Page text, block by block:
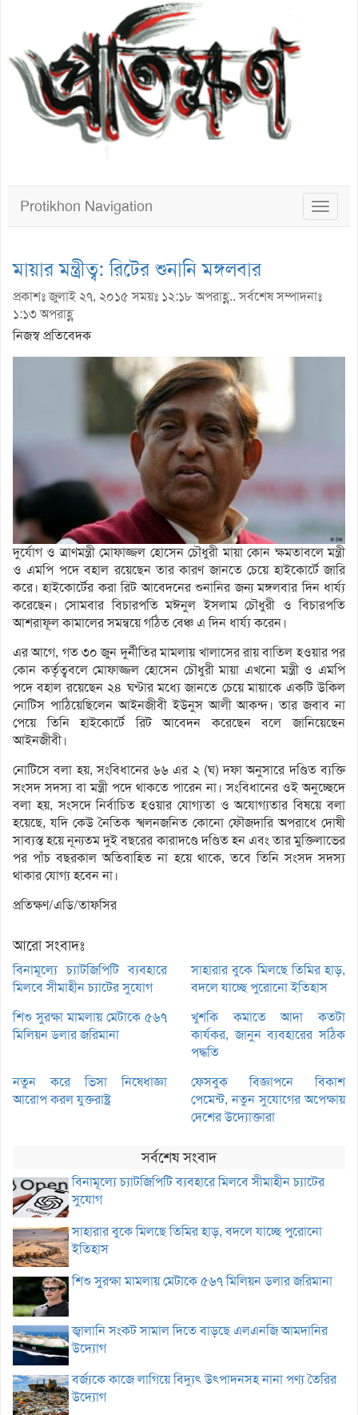
Toggle
Protikhon Navigation
মায়ার মন্ত্রীত্ব: রিটের শুনানি মঙ্গলবার
প্রকাশঃ জুলাই ২৭, ২০১৫ সময়ঃ ১২:১৮ অপরাহ্ণ.. সর্বশেষ সম্পাদনাঃ
১:১৩ অপরাহ্ণ
নিজস্ব প্রতিবেদক
দুর্যোগ ও ত্রাণমন্ত্রী মোফাজ্জল হোসেন চৌধুরী মায়া কোন ক্ষমতাবলে মন্ত্রী
ও এমপি পদে বহাল রয়েছেন তার কারণ জানতে চেয়ে হাইকোর্টে জারি
করে। হাইকোর্টের করা রিট আবেদনের শুনানির জন্য মঙ্গলবার দিন ধার্য্য
করেছেন। সোমবার বিচারপতি মঈনুল ইসলাম চৌধুরী ও বিচারপতি
আশরাফূল কামালের সমন্বয়ে গঠিত বেঞ্চ এ দিন ধার্য্য করেন।
এর আগে, গত ৩০ জুন দুর্নীতির মামলায় খালাসের রায় বাতিল হওয়ার পর
কোন কর্তৃত্ববলে মোফাজ্জল হোসেন চৌধুরী মায়া এখনো মন্ত্রী ও এমপি
পদে বহাল রয়েছেন ২৪ ঘণ্টার মধ্যে জানতে চেয়ে মায়াকে একটি উকিল
নোটিস পাঠিয়েছিলেন আইনজীবী ইউনুস আলী আকন্দ। তার জবাব না
পেয়ে তিনি হাইকোর্টে রিট আবেদন করেছেন বলে জানিয়েছেন
আইনজীবী।
নোটিসে বলা হয়, সংবিধানের ৬৬ এর ২ (ঘ) দফা অনুসারে দণ্ডিত ব্যক্তি
সংসদ সদস্য বা মন্ত্রী পদে থাকতে পারেন না। সংবিধানের ওই অনুচ্ছেদে
বলা হয়, সংসদে নির্বাচিত হওয়ার যোগ্যতা ও অযোগ্যতার বিষয়ে বলা
হয়েছে, যদি কেউ নৈতিক স্খলনজনিত কোনো ফৌজদারি অপরাধে দোষী
সাব্যস্ত হয়ে নূন্যতম দুই বছরের কারাদণ্ডে দণ্ডিত হন এবং তার মুক্তিলাভের
পর পাঁচ বছরকাল অতিবাহিত না হয়ে থাকে, তবে তিনি সংসদ সদস্য
থাকার যোগ্য হবেন না।
প্রতিক্ষণ/এডি/তাফসির
আরো সংবাদঃ
বিনামূল্যে চ্যাটজিপিটি ব্যবহারে
মিলবে সীমাহীন চ্যাটের সুযোগ
সাহারার বুকে মিলছে তিমির হাড়,
বদলে যাচ্ছে পুরোনো ইতিহাস
শিশু সুরক্ষা মামলায় মেটাকে ৫৬৭
মিলিয়ন ডলার জরিমানা
খুশকি কমাতে আদা কতটা
কার্যকর, জানুন ব্যবহারের সঠিক
পদ্ধতি
নতুন করে ভিসা নিষেধাজ্ঞা
আরোপ করল যুক্তরাষ্ট্র
ফেসবুক বিজ্ঞাপনে বিকাশ
পেমেন্ট, নতুন সুযোগের অপেক্ষায়
দেশের উদ্যোক্তারা
সর্বশেষ সংবাদ
বিনামূল্যে চ্যাটজিপিটি ব্যবহারে মিলবে সীমাহীন চ্যাটের
সুযোগ
সাহারার বুকে মিলছে তিমির হাড়, বদলে যাচ্ছে পুরোনো
ইতিহাস
শিশু সুরক্ষা মামলায় মেটাকে ৫৬৭ মিলিয়ন ডলার জরিমানা
জ্বালানি সংকট সামাল দিতে বাড়ছে এলএনজি আমদানির
উদ্যোগ
বর্জ্যকে কাজে লাগিয়ে বিদ্যুৎ উৎপাদনসহ নানা পণ্য তৈরির
উদ্যোগ